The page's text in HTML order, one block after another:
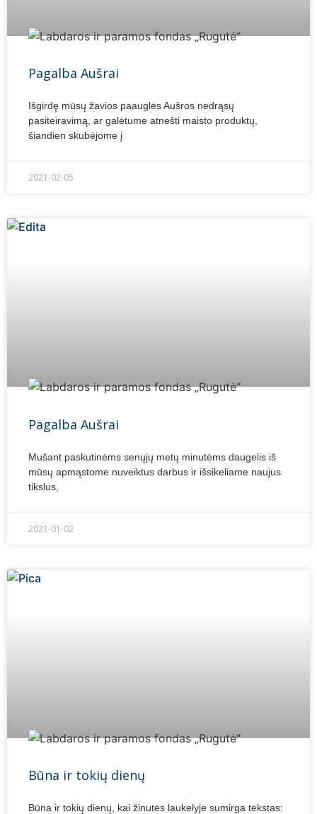
Pagalba Aušrai
Išgirdę mūsų žavios paauglės Aušros nedrąsų
pasiteiravimą, ar galėtume atnešti maisto produktų,
šiandien skubėjome į
2021-02-05
Pagalba Aušrai
Mušant paskutinėms senųjų metų minutėms daugelis iš
mūsų apmąstome nuveiktus darbus ir išsikeliame naujus
tikslus,
2021-01-02
Būna ir tokių dienų
Būna ir tokių dienų, kai žinutės laukelyje sumirga tekstas: